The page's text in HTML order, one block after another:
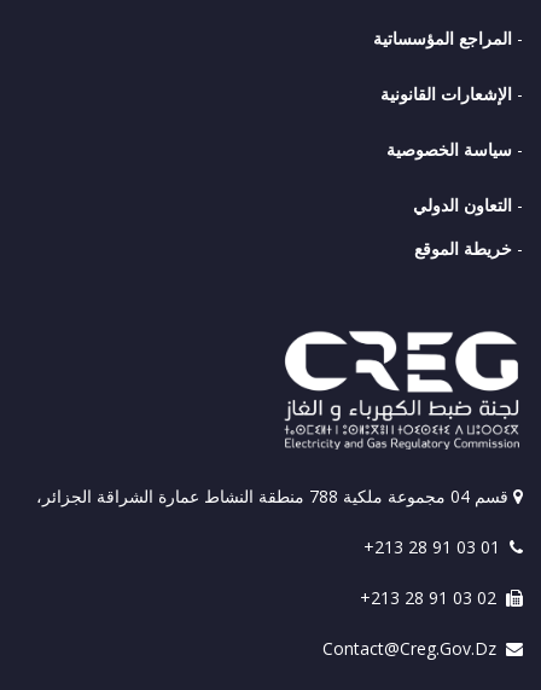
قسم 04 مجموعة ملكية 788 منطقة النشاط عمارة الشراقة الجزائر،
+213 28 91 03 01
+213 28 91 03 02
Contact@creg.gov.dz
- المراجع المؤسساتية
- الإشعارات القانونية
- سياسة الخصوصية
- التعاون الدولي
- خريطة الموقع